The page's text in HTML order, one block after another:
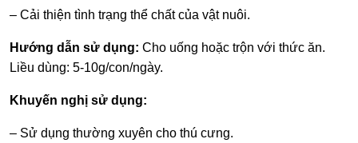
– Cải thiện tình trạng thể chất của vật nuôi.
Hướng dẫn sử dụng: Cho uống hoặc trộn với thức ăn.
Liều dùng: 5-10g/con/ngày.
Khuyến nghị sử dụng:
– Sử dụng thường xuyên cho thú cưng.